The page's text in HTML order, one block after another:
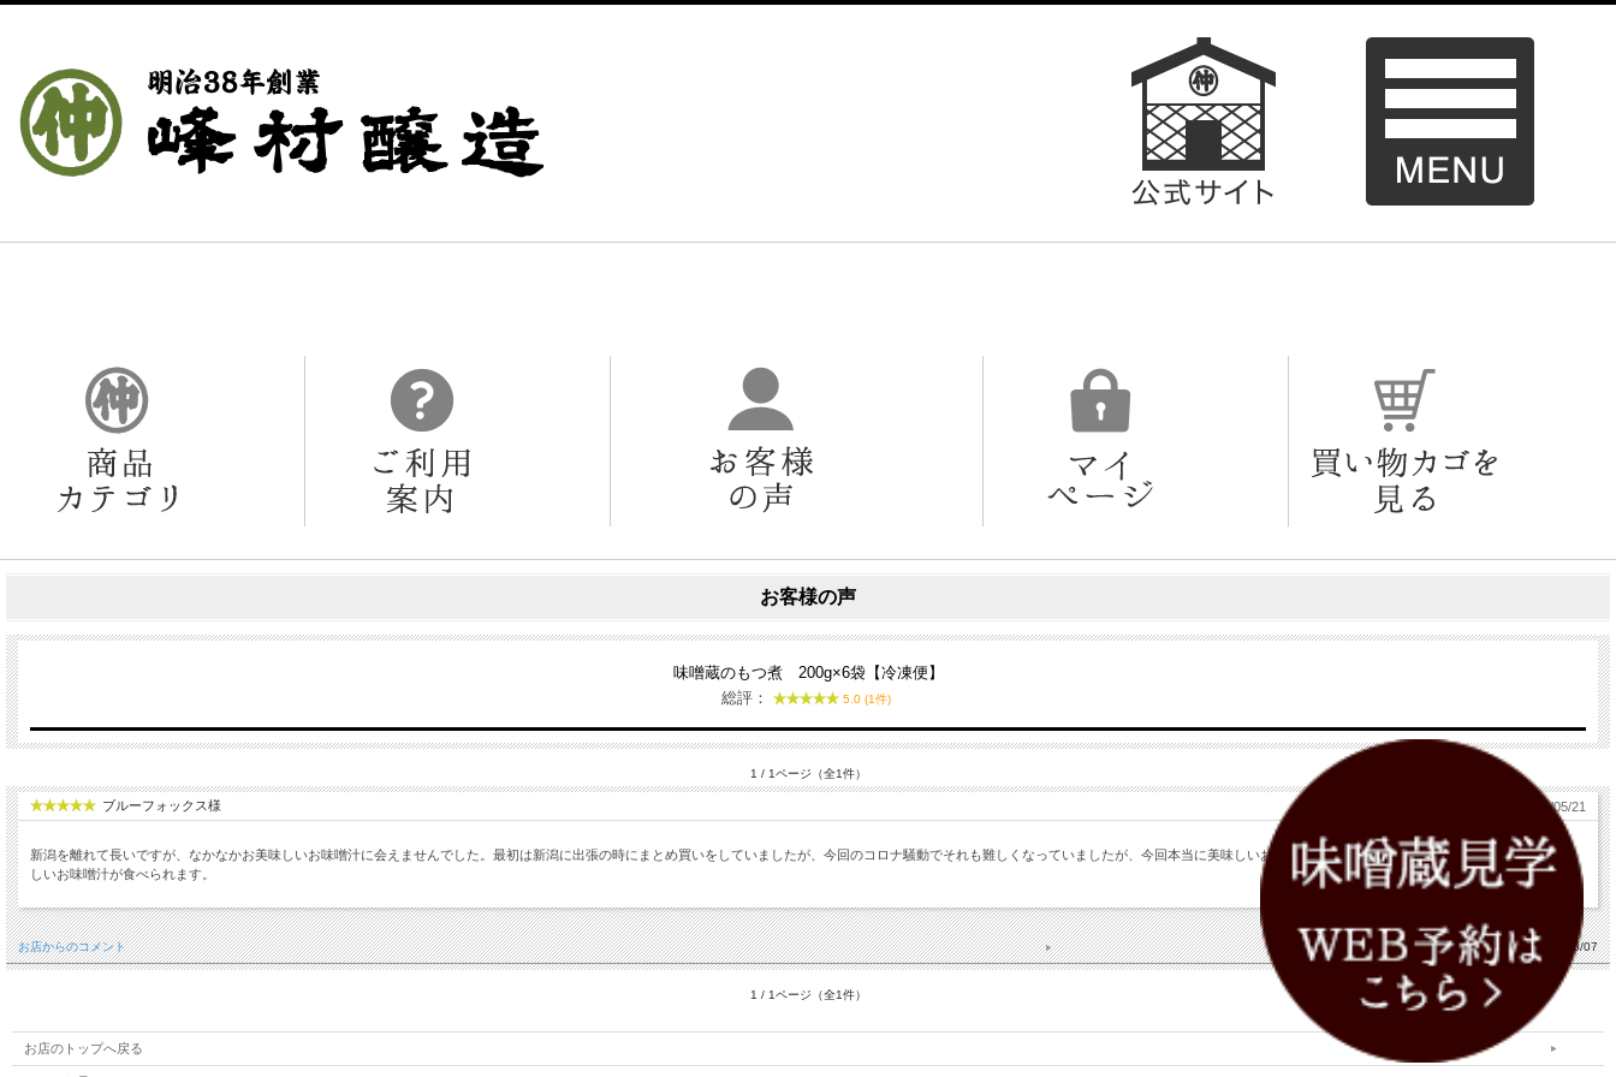
お客様の声
味噌蔵のもつ煮 200g×6袋【冷凍便】
総評：
5.0 (1件)
1 / 1ページ（全1件）
ブルーフォックス様 2021/05/21
新潟を離れて長いですが、なかなかお美味しいお味噌汁に会えませんでした。最初は新潟に出張の時にまとめ買いをしていましたが、今回のコロナ騒動でそれも難しくなっていましたが、今回本当に美味しいお味噌が手にはいりました。これでまた美味しい美味
しいお味噌汁が食べられます。
お店からのコメント 2021/06/07
1 / 1ページ（全1件）
お店のトップへ戻る